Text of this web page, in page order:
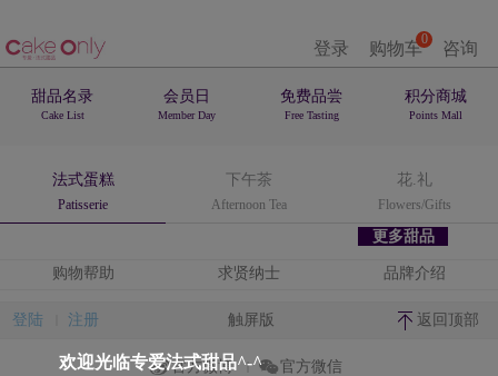
登录 0
购物车 咨询
甜品名录
Cake List
会员日
Member Day
免费品尝
Free Tasting
积分商城
Points Mall
法式蛋糕
Patisserie
下午茶
Afternoon Tea
花.礼
Flowers/Gifts
更多甜品
欢迎光临专爱法式甜品^-^
购物帮助 求贤纳士 品牌介绍
登陆 注册 触屏版 返回顶部
官方微博 官方微信